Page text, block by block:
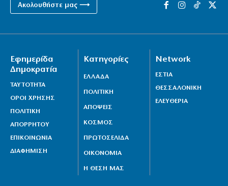
Ακολουθήστε μας ⟶
Εφημερίδα
Δημοκρατία
ΤΑΥΤΟΤΗΤΑ
ΟΡΟΙ ΧΡΗΣΗΣ
ΠΟΛΙΤΙΚΗ
ΑΠΟΡΡΗΤΟΥ
ΕΠΙΚΟΙΝΩΝΙΑ
ΔΙΑΦΗΜΙΣΗ
Κατηγορίες
ΕΛΛΑΔΑ
ΠΟΛΙΤΙΚΗ
ΑΠΟΨΕΙΣ
ΚΟΣΜΟΣ
ΠΡΩΤΟΣΕΛΙΔΑ
ΟΙΚΟΝΟΜΙΑ
Η ΘΕΣΗ ΜΑΣ
Network
ΕΣΤΙΑ
ΘΕΣΣΑΛΟΝΙΚΗ
ΕΛΕΥΘΕΡΙΑ